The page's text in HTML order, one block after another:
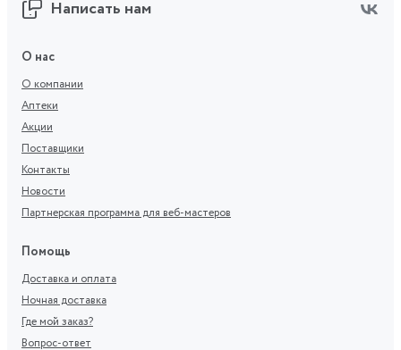
Написать нам
О нас
О компании
Аптеки
Акции
Поставщики
Контакты
Новости
Партнерская программа для веб-мастеров
Помощь
Доставка и оплата
Ночная доставка
Где мой заказ?
Вопрос-ответ